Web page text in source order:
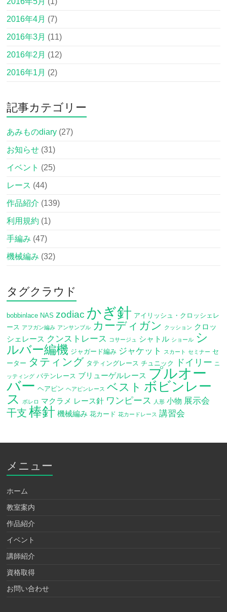
2016年4月 (7)
2016年3月 (11)
2016年2月 (12)
2016年1月 (2)
記事カテゴリー
あみものdiary (27)
お知らせ (31)
イベント (25)
レース (44)
作品紹介 (139)
利用規約 (1)
手編み (47)
機械編み (32)
タグクラウド
bobbinlace NAS zodiac かぎ針 アイリッシュ・クロッシェレ
ース アフガン編み アンサンブル カーディガン クッション クロッ
シェレース クンストレース コサージュ シャトル ショール シ
ルバー編機 ジャガード編み ジャケット スカート セミナー セ
ーター タティング タティングレース チュニック ドイリー ニ
ッティング バテンレース ブリューゲルレース プルオー
バー ヘアピン ヘアピンレース ベスト ボビンレー
ス
ボレロ マクラメ レース針 ワンピース 人形 小物 展示会
干支 棒針 機械編み 花カード 花カードレース 講習会
メニュー
ホーム
教室案内
作品紹介
イベント
講師紹介
資格取得
お問い合わせ